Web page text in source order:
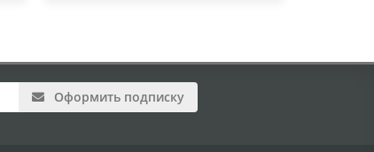
Оформить подписку